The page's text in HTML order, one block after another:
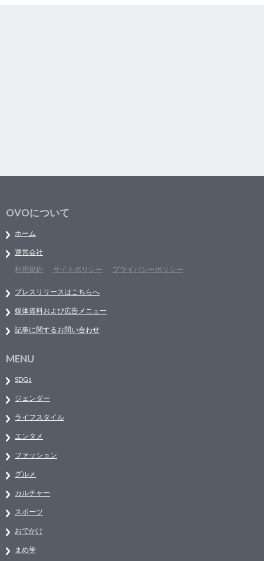
OVOについて
ホーム
運営会社
利用規約
サイトポリシー プライバシーポリシー
プレスリリースはこちらへ
媒体資料および広告メニュー
記事に関するお問い合わせ
MENU
SDGs
ジェンダー
ライフスタイル
エンタメ
ファッション
グルメ
カルチャー
スポーツ
おでかけ
まめ学